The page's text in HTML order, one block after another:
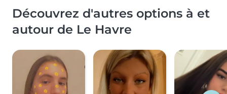
Découvrez d'autres options à et
autour de Le Havre